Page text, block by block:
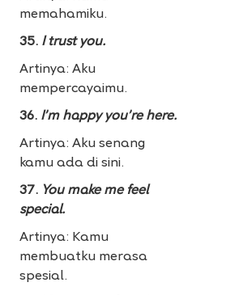
memahamiku.
35. I trust you.
Artinya: Aku
mempercayaimu.
36. I’m happy you’re here.
Artinya: Aku senang
kamu ada di sini.
37. You make me feel
special.
Artinya: Kamu
membuatku merasa
spesial.